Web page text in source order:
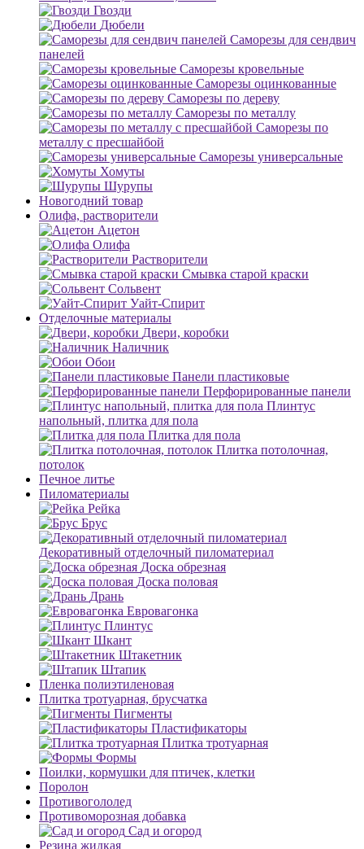
Гвозди
Дюбели
Саморезы для сендвич
панелей
Саморезы кровельные
Саморезы оцинкованные
Саморезы по дереву
Саморезы по металлу
Саморезы по
металлу с пресшайбой
Саморезы универсальные
Хомуты
Шурупы
Новогодний товар
Олифа, растворители
Ацетон
Олифа
Растворители
Смывка старой краски
Сольвент
Уайт-Спирит
Отделочные материалы
Двери, коробки
Наличник
Обои
Панели пластиковые
Перфорированные панели
Плинтус
напольный, плитка для пола
Плитка для пола
Плитка потолочная,
потолок
Печное литье
Пиломатериалы
Рейка
Брус
Декоративный отделочный пиломатериал
Доска обрезная
Доска половая
Дрань
Евровагонка
Плинтус
Шкант
Штакетник
Штапик
Пленка полиэтиленовая
Плитка тротуарная, брусчатка
Пигменты
Пластификаторы
Плитка тротуарная
Формы
Поилки, кормушки для птичек, клетки
Поролон
Противогололед
Противоморозная добавка
Сад и огород
Резина жидкая